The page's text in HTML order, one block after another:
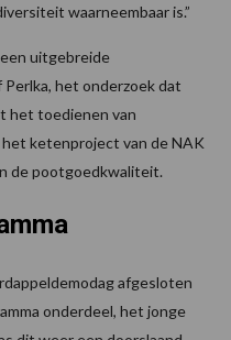
waarneembaar is.”
uitgebreide
het onderzoek dat
het toedienen van
ketenproject van de NAK
de pootgoedkwaliteit.
afgesloten
onderdeel, het jonge